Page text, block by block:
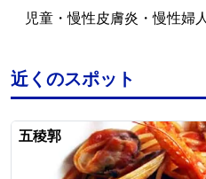
児童・慢性皮膚炎・慢性婦
近くのスポット
五稜郭